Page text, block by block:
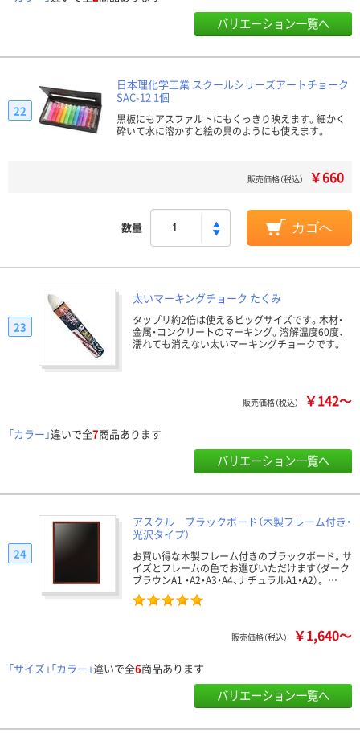
バリエーション一覧へ
日本理化学工業 スクールシリーズアートチョーク
SAC-12 1個
黒板にもアスファルトにもくっきり映えます。細かく
砕いて水に溶かすと絵の具のようにも使えます。
22
販売価格（税込） ￥660
数量 カゴへ
太いマーキングチョーク たくみ
タップリ約2倍は使えるビッグサイズです。木材・
金属・コンクリートのマーキング。溶解温度60度、
濡れても消えない太いマーキングチョークです。
23
販売価格（税込） ￥142～
「カラー」違いで全7商品あります
バリエーション一覧へ
アスクル ブラックボード（木製フレーム付き・
光沢タイプ）
お買い得な木製フレーム付きのブラックボード。サ
イズとフレームの色でお選びいただけます（ダーク
ブラウンA1 ・A2・A3・A4、ナチュラルA1・A2）。 …
24
販売価格（税込） ￥1,640～
「サイズ」「カラー」違いで全6商品あります
バリエーション一覧へ